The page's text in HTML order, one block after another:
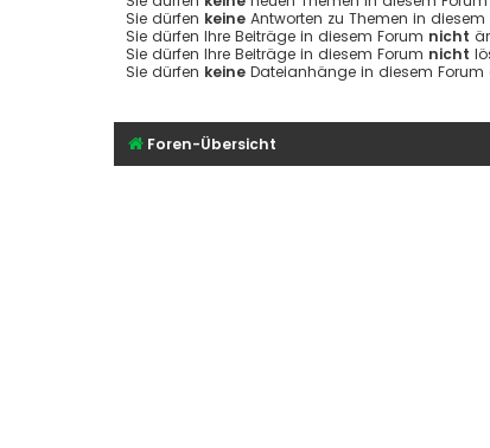
Sie dürfen keine Antworten zu Themen in diesem
Sie dürfen Ihre Beiträge in diesem Forum nicht
Sie dürfen Ihre Beiträge in diesem Forum nicht
Sie dürfen keine Dateianhänge in diesem Forum
Foren-Übersicht